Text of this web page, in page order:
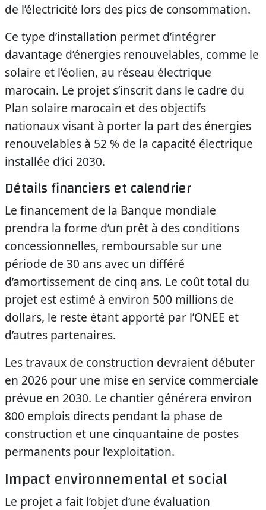
de l’électricité lors des pics de consommation.
Ce type d’installation permet d’intégrer
davantage d’énergies renouvelables, comme le
solaire et l’éolien, au réseau électrique
marocain. Le projet s’inscrit dans le cadre du
Plan solaire marocain et des objectifs
nationaux visant à porter la part des énergies
renouvelables à 52 % de la capacité électrique
installée d’ici 2030.
Détails financiers et calendrier
Le financement de la Banque mondiale
prendra la forme d’un prêt à des conditions
concessionnelles, remboursable sur une
période de 30 ans avec un différé
d’amortissement de cinq ans. Le coût total du
projet est estimé à environ 500 millions de
dollars, le reste étant apporté par l’ONEE et
d’autres partenaires.
Les travaux de construction devraient débuter
en 2026 pour une mise en service commerciale
prévue en 2030. Le chantier générera environ
800 emplois directs pendant la phase de
construction et une cinquantaine de postes
permanents pour l’exploitation.
Impact environnemental et social
Le projet a fait l’objet d’une évaluation